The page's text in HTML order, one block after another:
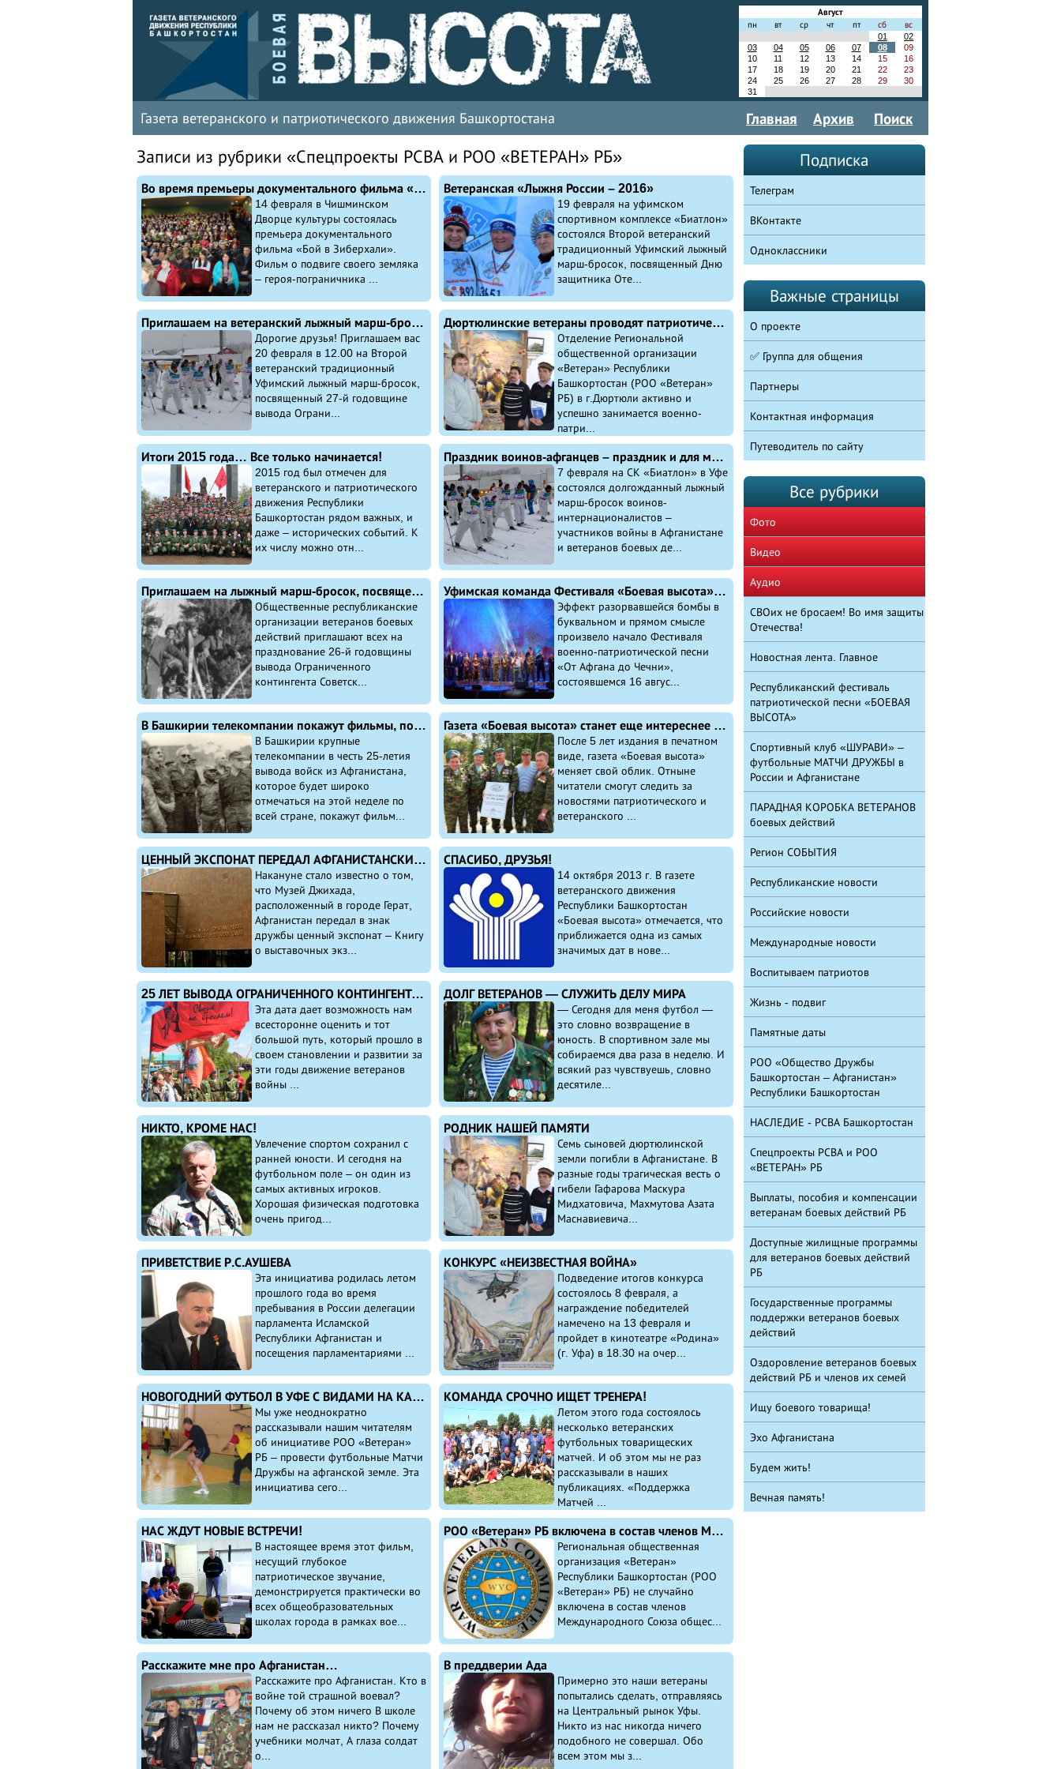
Август
пн
вт ср чт пт сб
вс
01
02
03
04 05 06 07 08
09
10
11 12 13 14 15
16
17
18 19 20 21 22
23
24
25 26 27 28 29
30
31
Газета ветеранского и патриотического движения Башкортостана Главная Архив Поиск
Записи из рубрики «Спецпроекты РСВА и РОО «ВЕТЕРАН» РБ»
Во время премьеры документального фильма «Бой в Зиберхали» зрительный зал Чишминского дворца культуры был переполнен, люди стояли даже в проходах…
14 февраля в Чишминском
Дворце культуры состоялась
премьера документального
фильма «Бой в Зиберхали».
Фильм о подвиге своего земляка
– героя-пограничника ...
Ветеранская «Лыжня России – 2016»
19 февраля на уфимском
спортивном комплексе «Биатлон»
состоялся Второй ветеранский
традиционный Уфимский лыжный
марш-бросок, посвященный Дню
защитника Оте...
Приглашаем на ветеранский лыжный марш-бросок!
Дорогие друзья! Приглашаем вас
20 февраля в 12.00 на Второй
ветеранский традиционный
Уфимский лыжный марш-бросок,
посвященный 27-й годовщине
вывода Ограни...
Дюртюлинские ветераны проводят патриотические мероприятия с участием молодежи в неформальной атмосфере искреннего взаимопонимания
Отделение Региональной
общественной организации
«Ветеран» Республики
Башкортостан (РОО «Ветеран»
РБ) в г.Дюртюли активно и
успешно занимается военно-
патри...
Итоги 2015 года… Все только начинается!
2015 год был отмечен для
ветеранского и патриотического
движения Республики
Башкортостан рядом важных, и
даже – исторических событий. К
их числу можно отн...
Праздник воинов-афганцев – праздник и для молодежи!
7 февраля на СК «Биатлон» в Уфе
состоялся долгожданный лыжный
марш-бросок воинов-
интернационалистов –
участников войны в Афганистане
и ветеранов боевых де...
Приглашаем на лыжный марш-бросок, посвященный 26-й годовщине вывода Ограниченного контингента Советских Войск из Афганистана
Общественные республиканские
организации ветеранов боевых
действий приглашают всех на
празднование 26-й годовщины
вывода Ограниченного
контингента Советск...
Уфимская команда Фестиваля «Боевая высота» взяла мастер-класс у коллег из Димитровграда
Эффект разорвавшейся бомбы в
буквальном и прямом смысле
произвело начало Фестиваля
военно-патриотической песни
«От Афгана до Чечни»,
состоявшемся 16 авгус...
В Башкирии телекомпании покажут фильмы, посвященные ветеранам боевых действий
В Башкирии крупные
телекомпании в честь 25-летия
вывода войск из Афганистана,
которое будет широко
отмечаться на этой неделе по
всей стране, покажут фильм...
Газета «Боевая высота» станет еще интереснее и доступнее
После 5 лет издания в печатном
виде, газета «Боевая высота»
меняет свой облик. Отныне
читатели смогут следить за
новостями патриотического и
ветеранского ...
ЦЕННЫЙ ЭКСПОНАТ ПЕРЕДАЛ АФГАНИСТАНСКИЙ МУЗЕЙ ДЖИХАДА МУЗЕЮ БОЕВОЙ СЛАВЫ В УФЕ
Накануне стало известно о том,
что Музей Джихада,
расположенный в городе Герат,
Афганистан передал в знак
дружбы ценный экспонат – Книгу
о выставочных экз...
СПАСИБО, ДРУЗЬЯ!
14 октября 2013 г. В газете
ветеранского движения
Республики Башкортостан
«Боевая высота» отмечается, что
приближается одна из самых
значимых дат в нове...
25 ЛЕТ ВЫВОДА ОГРАНИЧЕННОГО КОНТИНГЕНТА ВОЙСК ИЗ АФГАНИСТАНА
Эта дата дает возможность нам
всесторонне оценить и тот
большой путь, который прошло в
своем становлении и развитии за
эти годы движение ветеранов
войны ...
ДОЛГ ВЕТЕРАНОВ — СЛУЖИТЬ ДЕЛУ МИРА
— Сегодня для меня футбол —
это словно возвращение в
юность. В спортивном зале мы
собираемся два раза в неделю. И
всякий раз чувствуешь, словно
десятиле...
НИКТО, КРОМЕ НАС!
Увлечение спортом сохранил с
ранней юности. И сегодня на
футбольном поле – он один из
самых активных игроков.
Хорошая физическая подготовка
очень пригод...
РОДНИК НАШЕЙ ПАМЯТИ
Семь сыновей дюртюлинской
земли погибли в Афганистане. В
разные годы трагическая весть о
гибели Гафарова Маскура
Мидхатовича, Махмутова Азата
Маснавиевича...
ПРИВЕТСТВИЕ Р.С.АУШЕВА
Эта инициатива родилась летом
прошлого года во время
пребывания в России делегации
парламента Исламской
Республики Афганистан и
посещения парламентариями ...
КОНКУРС «НЕИЗВЕСТНАЯ ВОЙНА»
Подведение итогов конкурса
состоялось 8 февраля, а
награждение победителей
намечено на 13 февраля и
пройдет в кинотеатре «Родина»
(г. Уфа) в 18.30 на очер...
НОВОГОДНИЙ ФУТБОЛ В УФЕ С ВИДАМИ НА КАБУЛ
Мы уже неоднократно
рассказывали нашим читателям
об инициативе РОО «Ветеран»
РБ – провести футбольные Матчи
Дружбы на афганской земле. Эта
инициатива сего...
КОМАНДА СРОЧНО ИЩЕТ ТРЕНЕРА!
Летом этого года состоялось
несколько ветеранских
футбольных товарищеских
матчей. И об этом мы не раз
рассказывали в наших
публикациях. «Поддержка
Матчей ...
НАС ЖДУТ НОВЫЕ ВСТРЕЧИ!
В настоящее время этот фильм,
несущий глубокое
патриотическое звучание,
демонстрируется практически во
всех общеобразовательных
школах города в рамках вое...
РОО «Ветеран» РБ включена в состав членов Международного Союза общественных объединений «Общественный Комитет ветеранов войн»
Региональная общественная
организация «Ветеран»
Республики Башкортостан (РОО
«Ветеран» РБ) не случайно
включена в состав членов
Международного Союза общес...
Расскажите мне про Афганистан…
Расскажите про Афганистан. Кто в
войне той страшной воевал?
Почему об этом ничего В школе
нам не рассказал никто? Почему
учебники молчат, А глаза солдат
о...
В преддверии Ада
Примерно это наши ветераны
попытались сделать, отправляясь
на Центральный рынок Уфы.
Никто из нас никогда ничего
подобного не совершал. Обо
всем этом мы з...
Подписка
Телеграм
ВКонтакте
Одноклассники
Важные страницы
О проекте
✅ Группа для общения
Партнеры
Контактная информация
Путеводитель по сайту
Все рубрики
Фото
Видео
Аудио
СВОих не бросаем! Во имя защиты
Отечества!
Новостная лента. Главное
Республиканский фестиваль
патриотической песни «БОЕВАЯ
ВЫСОТА»
Спортивный клуб «ШУРАВИ» –
футбольные МАТЧИ ДРУЖБЫ в
России и Афганистане
ПАРАДНАЯ КОРОБКА ВЕТЕРАНОВ
боевых действий
Регион СОБЫТИЯ
Республиканские новости
Российские новости
Международные новости
Воспитываем патриотов
Жизнь - подвиг
Памятные даты
РОО «Общество Дружбы
Башкортостан – Афганистан»
Республики Башкортостан
НАСЛЕДИЕ - РСВА Башкортостан
Спецпроекты РСВА и РОО
«ВЕТЕРАН» РБ
Выплаты, пособия и компенсации
ветеранам боевых действий РБ
Доступные жилищные программы
для ветеранов боевых действий
РБ
Государственные программы
поддержки ветеранов боевых
действий
Оздоровление ветеранов боевых
действий РБ и членов их семей
Ищу боевого товарища!
Эхо Афганистана
Будем жить!
Вечная память!